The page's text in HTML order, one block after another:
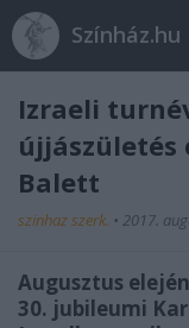
Színház.hu
Izraeli
újjászületés
Balett
szinhaz szerk. • 2017.
Augusztus
30. jubileumi